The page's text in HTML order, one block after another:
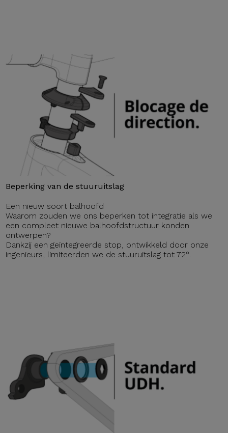
Beperking van de stuuruitslag
Een nieuw soort balhoofd
Waarom zouden we ons beperken tot integratie als we
een compleet nieuwe balhoofdstructuur konden
ontwerpen?
Dankzij een geïntegreerde stop, ontwikkeld door onze
ingenieurs, limiteerden we de stuuruitslag tot 72°.